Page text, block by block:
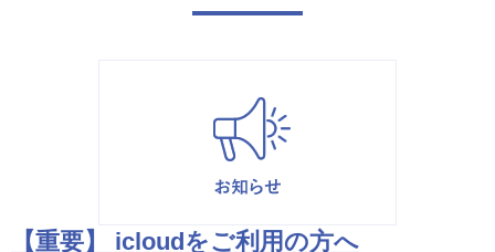
【重要】 icloudをご利用の方へ